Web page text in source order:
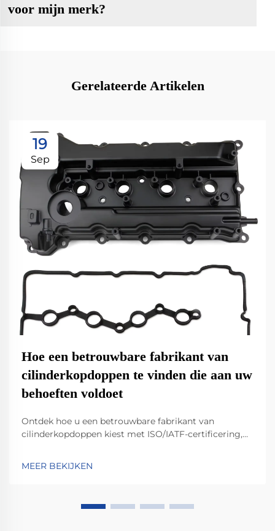
voor mijn merk?
Gerelateerde Artikelen
19
Sep
Hoe een betrouwbare fabrikant van
cilinderkopdoppen te vinden die aan uw
behoeften voldoet
Ontdek hoe u een betrouwbare fabrikant van
cilinderkopdoppen kiest met ISO/IATF-certificering,
uw op maat gemaakte oplossing.
MEER BEKIJKEN